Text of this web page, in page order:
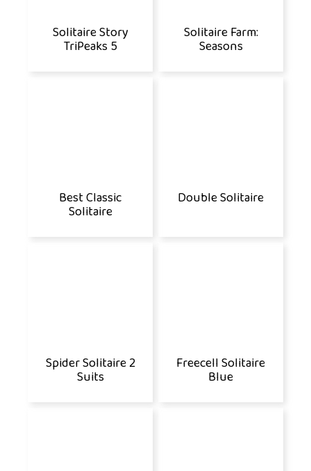
Solitaire Story
TriPeaks 5
Solitaire Farm:
Seasons
Best Classic
Solitaire
Double Solitaire
Spider Solitaire 2
Suits
Freecell Solitaire
Blue